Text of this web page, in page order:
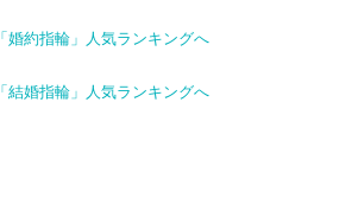
「婚約指輪」人気ランキングへ
「結婚指輪」人気ランキングへ